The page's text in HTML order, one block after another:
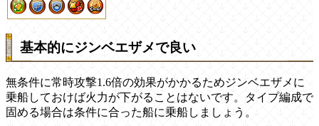
基本的にジンベエザメで良い
無条件に常時攻撃1.6倍の効果がかかるためジンベエザメに
乗船しておけば火力が下がることはないです。タイプ編成で
固める場合は条件に合った船に乗船しましょう。